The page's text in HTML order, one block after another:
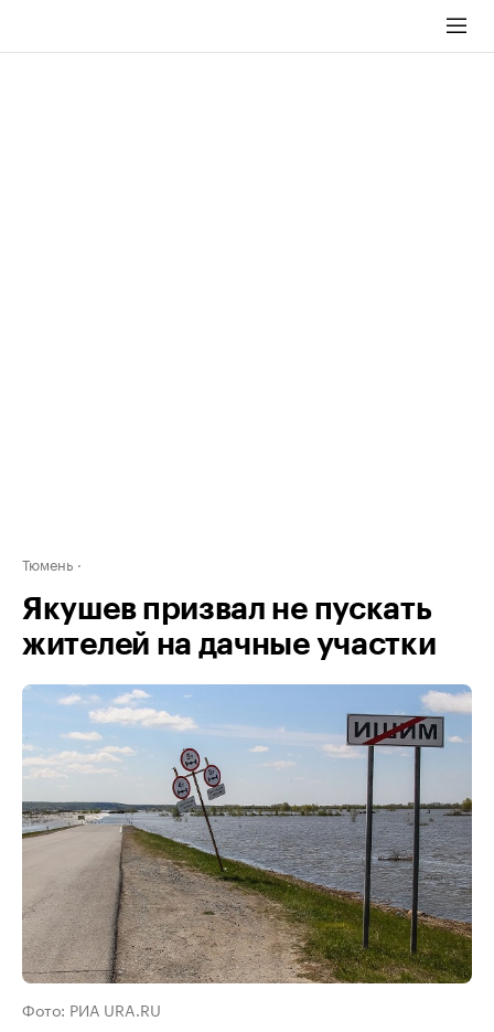
Тюмень
Якушев призвал не пускать
жителей на дачные участки
Фото: РИА URA.RU